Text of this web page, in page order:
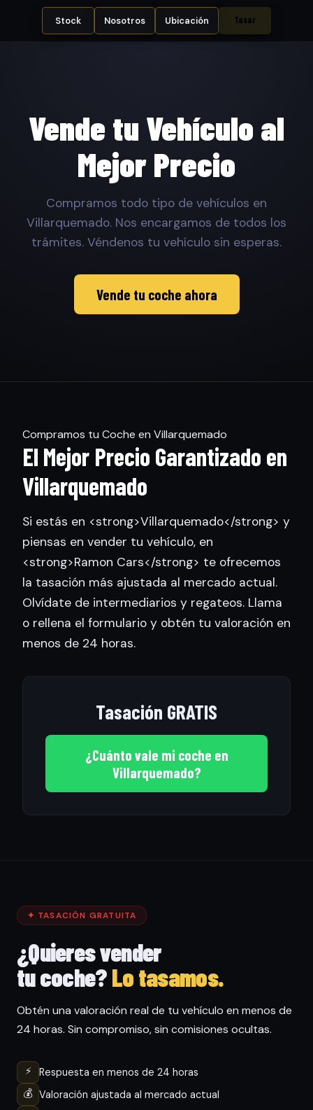
Stock Nosotros Ubicación Tasar
Vende tu Vehículo al
Mejor Precio
Compramos todo tipo de vehículos en
Villarquemado. Nos encargamos de todos los
trámites. Véndenos tu vehículo sin esperas.
Vende tu coche ahora
Compramos tu Coche en Villarquemado
El Mejor Precio Garantizado en
Villarquemado
Si estás en <strong>Villarquemado</strong> y
piensas en vender tu vehículo, en
<strong>Ramon Cars</strong> te ofrecemos
la tasación más ajustada al mercado actual.
Olvídate de intermediarios y regateos. Llama
o rellena el formulario y obtén tu valoración en
menos de 24 horas.
Tasación GRATIS
¿Cuánto vale mi coche en
Villarquemado?
✦ TASACIÓN GRATUITA
¿Quieres vender
tu coche?Lo tasamos.
Obtén una valoración real de tu vehículo en menos de
24 horas. Sin compromiso, sin comisiones ocultas.
⚡
Respuesta en menos de 24 horas
💰 Valoración ajustada al mercado actual